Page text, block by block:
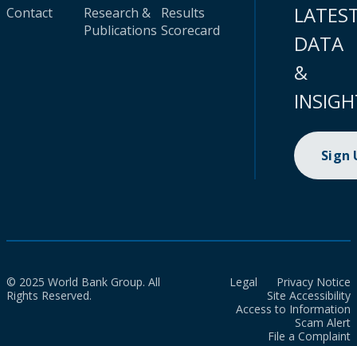
Contact
Research &
Publications
Results
Scorecard
DATA
&
Sign
© 2025 World Bank Group. All
Rights Reserved.
Legal
Privacy Notice
Site Accessibility
Access to Information
Scam Alert
File a Complaint